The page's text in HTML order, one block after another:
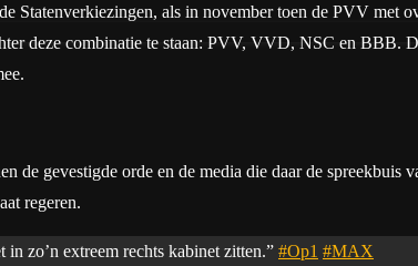
Statenverkiezingen, als in november toen de PVV met
deze combinatie te staan: PVV, VVD, NSC en BBB.
de gevestigde orde en de media die daar de spreekbuis
regeren.
zo’n extreem rechts kabinet zitten.” #Op1 #MAX